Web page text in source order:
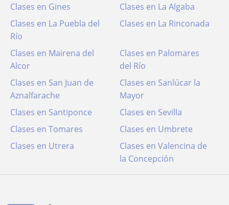
Clases en Gines
Clases en La Algaba
Clases en La Puebla del
Río
Clases en La Rinconada
Clases en Mairena del
Alcor
Clases en Palomares
del Río
Clases en San Juan de
Aznalfarache
Clases en Sanlúcar la
Mayor
Clases en Santiponce
Clases en Sevilla
Clases en Tomares
Clases en Umbrete
Clases en Utrera
Clases en Valencina de
la Concepción